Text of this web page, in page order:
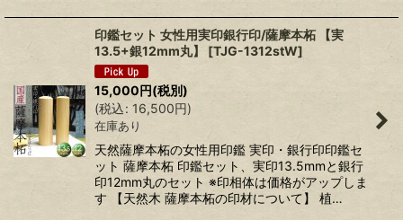
印鑑セット 女性用実印銀行印/薩摩本柘 【実
13.5+銀12mm丸】
[TJG-1312stW]
15,000円(税別)
(税込: 16,500円)
在庫あり
天然薩摩本柘の女性用印鑑 実印・銀行印印鑑セ
ット 薩摩本柘 印鑑セット、実印13.5mmと銀行
印12mm丸のセット ※印相体は価格がアップしま
す 【天然木 薩摩本柘の印材について】 植…